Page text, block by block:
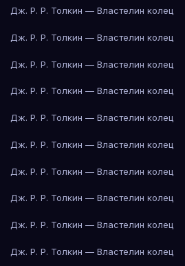
Дж. Р. Р. Толкин — Властелин колец
Дж. Р. Р. Толкин — Властелин колец
Дж. Р. Р. Толкин — Властелин колец
Дж. Р. Р. Толкин — Властелин колец
Дж. Р. Р. Толкин — Властелин колец
Дж. Р. Р. Толкин — Властелин колец
Дж. Р. Р. Толкин — Властелин колец
Дж. Р. Р. Толкин — Властелин колец
Дж. Р. Р. Толкин — Властелин колец
Дж. Р. Р. Толкин — Властелин колец